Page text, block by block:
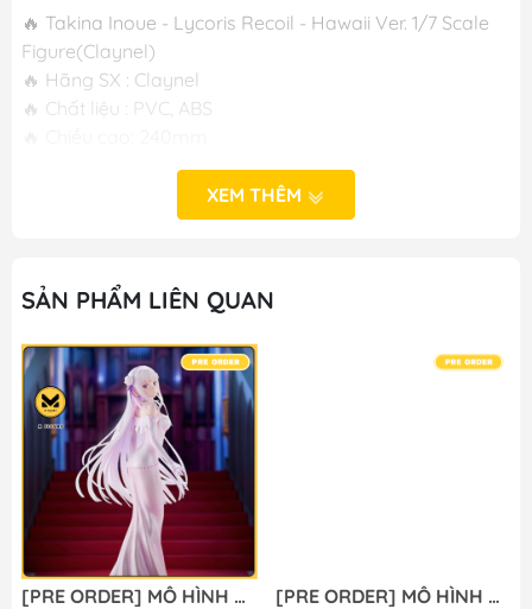
🔥 Takina Inoue - Lycoris Recoil - Hawaii Ver. 1/7 Scale
Figure(Claynel)
🔥 Hãng SX : Claynel
🔥 Chất liệu : PVC, ABS
🔥 Phát hành :T12/2024
M FIGURE - MÔ HÌNH ANIME CHÍNH HÃNG NHẬT BẢN
🔥Add: Ngọc Hồi - Hoàng Liệt - Hoàng Mai - Hà Nội
🔥Hotline:090-345-2816or098-777-0035
🔥Website: https://mfigure.com/
#figure #mo_hinh #mo_hinh_nhan_vat
#mo_hinh_anime #anime_figure #figure
#mo_hinh_chinh_hang #mo_hinh_figure
#figure_chinh_hang #mo_hinh_tinh #nendoroid
#gameprize #scalefigure
---
XEM THÊM
SẢN PHẨM LIÊN QUAN
[PRE ORDER] MÔ HÌNH Re:Zero kara Hajimeru Isekai Seikatsu - Emilia - 1/7 - Wedding Dress Ver (Design Coco) FIGURE CHÍNH HÃNG
[PRE ORDER] MÔ HÌNH Kei & Aris - Blue Archive (ACGN 02 Studio) FIGURE CHÍNH HÃNG